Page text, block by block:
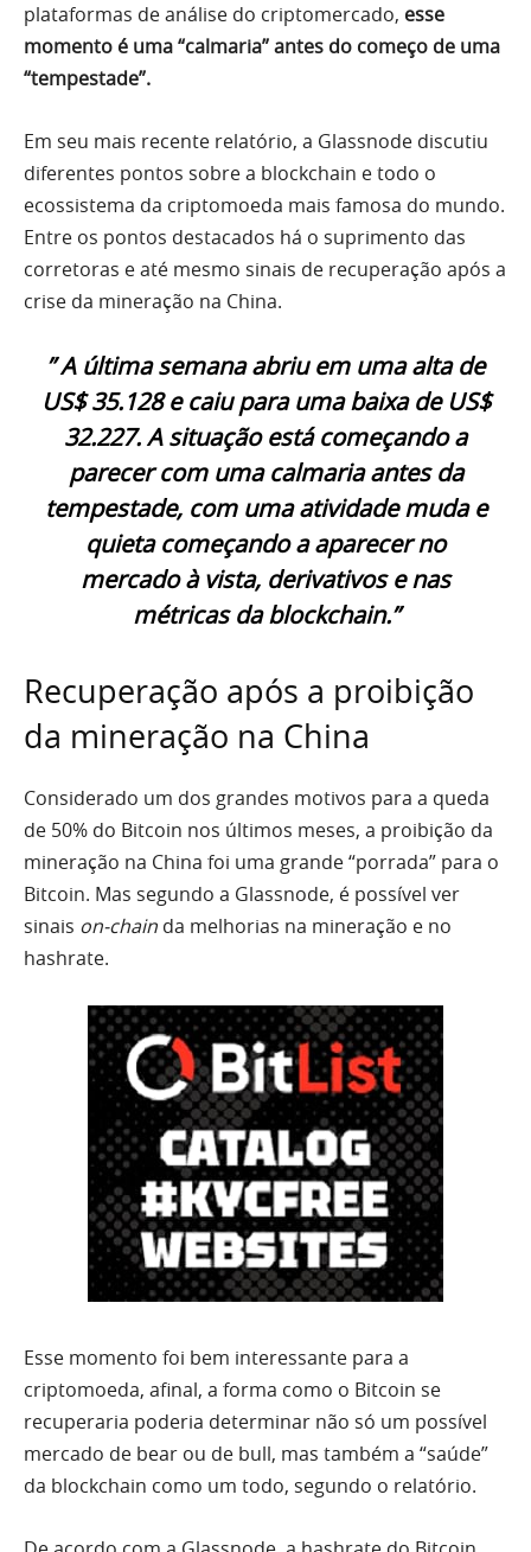
plataformas de análise do criptomercado, esse
momento é uma “calmaria” antes do começo de uma
“tempestade”.
Em seu mais recente relatório, a Glassnode discutiu
diferentes pontos sobre a blockchain e todo o
ecossistema da criptomoeda mais famosa do mundo.
Entre os pontos destacados há o suprimento das
corretoras e até mesmo sinais de recuperação após a
crise da mineração na China.
” A última semana abriu em uma alta de
US$ 35.128 e caiu para uma baixa de US$
32.227. A situação está começando a
parecer com uma calmaria antes da
tempestade, com uma atividade muda e
quieta começando a aparecer no
mercado à vista, derivativos e nas
métricas da blockchain.”
Recuperação após a proibição
da mineração na China
Considerado um dos grandes motivos para a queda
de 50% do Bitcoin nos últimos meses, a proibição da
mineração na China foi uma grande “porrada” para o
Bitcoin. Mas segundo a Glassnode, é possível ver
sinais on-chain da melhorias na mineração e no
hashrate.
Esse momento foi bem interessante para a
criptomoeda, afinal, a forma como o Bitcoin se
recuperaria poderia determinar não só um possível
mercado de bear ou de bull, mas também a “saúde”
da blockchain como um todo, segundo o relatório.